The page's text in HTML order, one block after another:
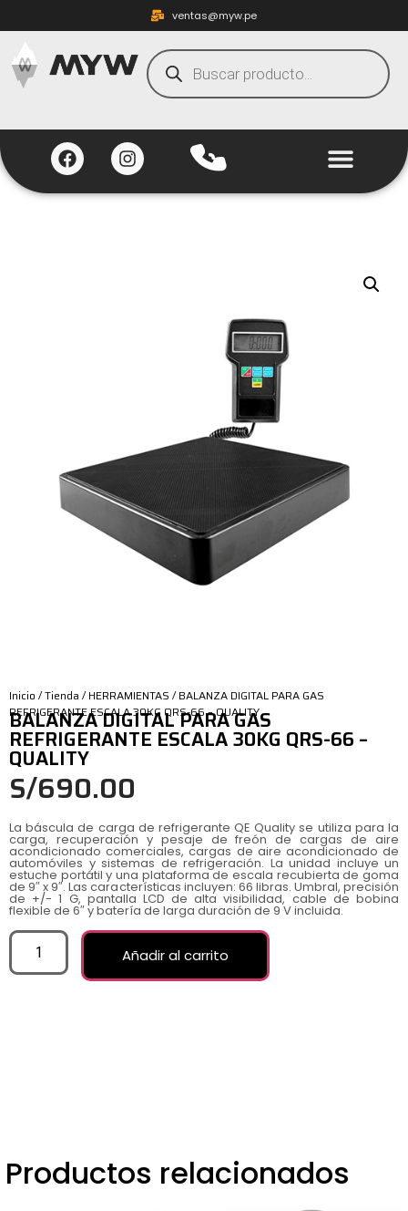
ventas@myw.pe
Inicio /Tienda /HERRAMIENTAS / BALANZA DIGITAL PARA GAS
REFRIGERANTE ESCALA 30KG QRS-66 – QUALITY
BALANZA DIGITAL PARA GAS
REFRIGERANTE ESCALA 30KG QRS-66 –
QUALITY
S/690.00
La báscula de carga de refrigerante QE Quality se utiliza para la
carga, recuperación y pesaje de freón de cargas de aire
acondicionado comerciales, cargas de aire acondicionado de
automóviles y sistemas de refrigeración. La unidad incluye un
estuche portátil y una plataforma de escala recubierta de goma
de 9″ x 9″. Las características incluyen: 66 libras. Umbral, precisión
de +/- 1 G, pantalla LCD de alta visibilidad, cable de bobina
flexible de 6″ y batería de larga duración de 9 V incluida.
Añadir al carrito
Productos relacionados